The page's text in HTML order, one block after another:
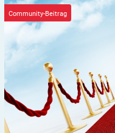
Community-Beitrag